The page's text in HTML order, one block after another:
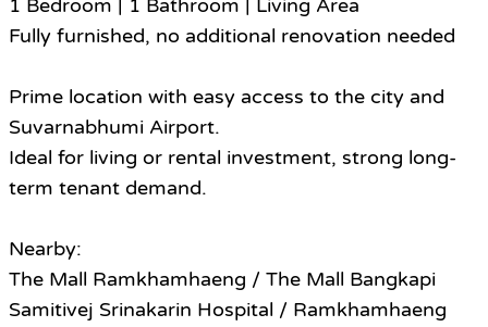
1 Bedroom | 1 Bathroom | Living Area
Fully furnished, no additional renovation needed
Prime location with easy access to the city and
Suvarnabhumi Airport.
Ideal for living or rental investment, strong long-
term tenant demand.
Nearby:
The Mall Ramkhamhaeng / The Mall Bangkapi
Samitivej Srinakarin Hospital / Ramkhamhaeng